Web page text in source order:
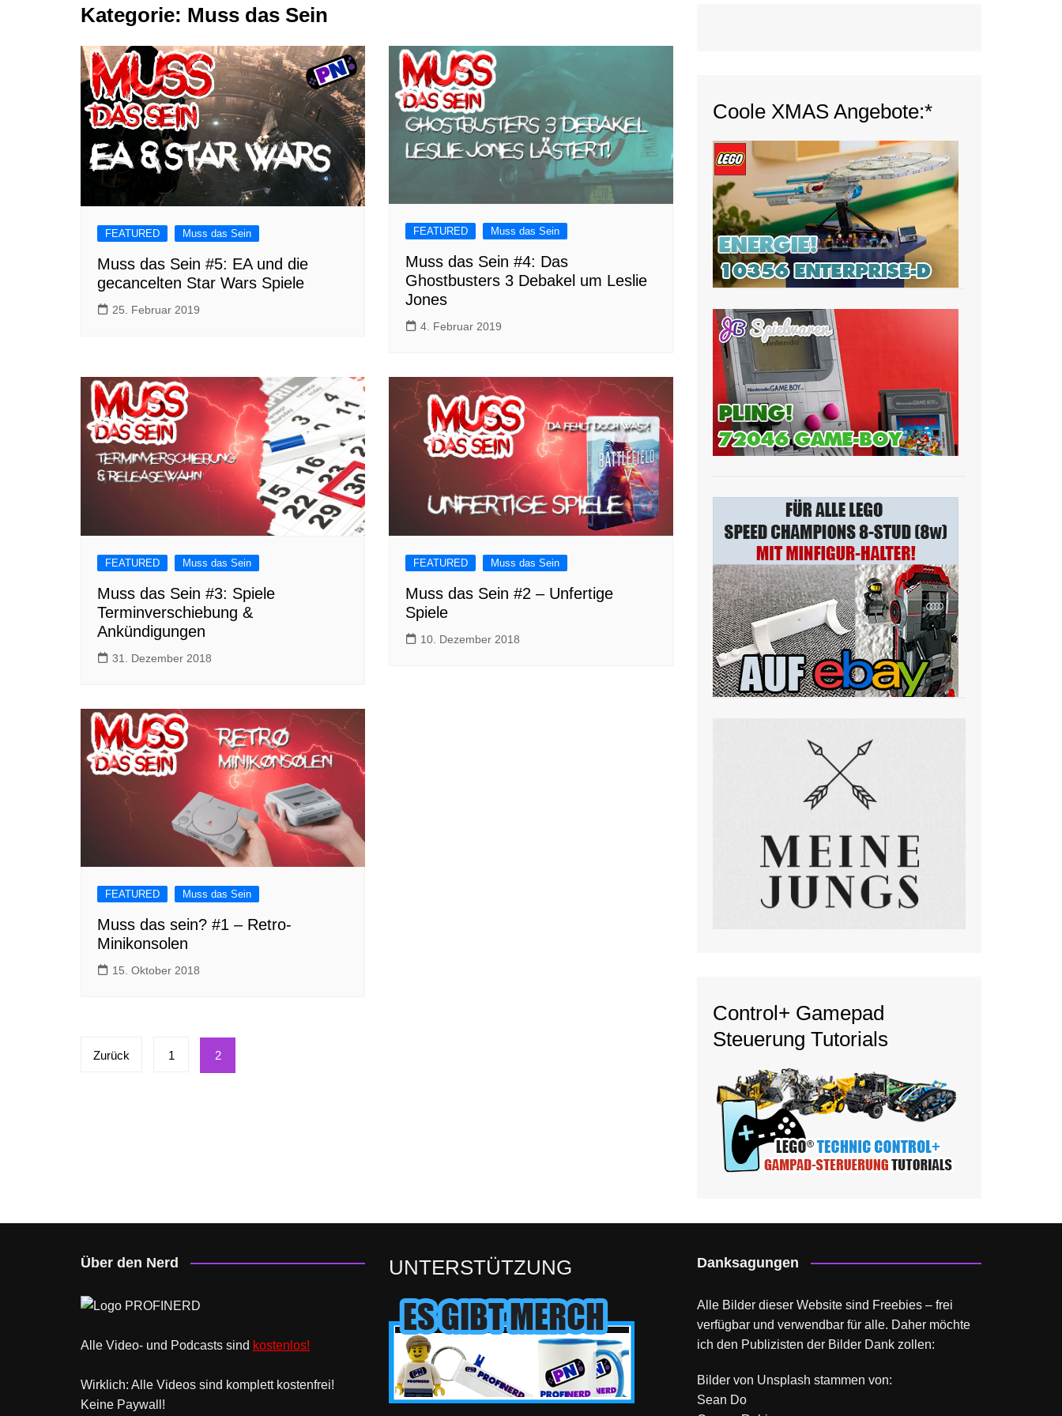
Tutorials
NerdStuff
Speedbuild
GAMEzeit
Muss das Sein
Retroecke
Building Bricks For
Warenkorb
Kategorie: Muss das Sein
FEATURED Muss das Sein
Muss das Sein #5: EA und die
gecancelten Star Wars Spiele
25. Februar 2019
FEATURED Muss das Sein
Muss das Sein #4: Das
Ghostbusters 3 Debakel um Leslie
Jones
4. Februar 2019
FEATURED Muss das Sein
Muss das Sein #3: Spiele
Terminverschiebung &
Ankündigungen
31. Dezember 2018
FEATURED Muss das Sein
Muss das Sein #2 – Unfertige
Spiele
10. Dezember 2018
FEATURED Muss das Sein
Muss das sein? #1 – Retro-
Minikonsolen
15. Oktober 2018
Seitennummerierung
Zurück 1 2
Coole XMAS Angebote:*
Control+ Gamepad
Steuerung Tutorials
Über den Nerd
Alle Video- und Podcasts sind kostenlos!
Wirklich: Alle Videos sind komplett kostenfrei!
Keine Paywall!
UNTERSTÜTZUNG Danksagungen
Alle Bilder dieser Website sind Freebies – frei
verfügbar und verwendbar für alle. Daher möchte
ich den Publizisten der Bilder Dank zollen:
Bilder von Unsplash stammen von:
Sean Do